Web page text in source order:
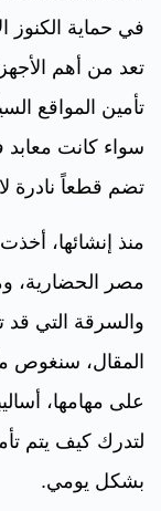
في حماية الكنوز
تعد من أهم
تأمين المواقع
سواء كانت معابد
تضم قطعاً نادرة
منذ إنشائها،
مصر الحضارية،
والسرقة التي قد
المقال، سنغوص
على مهامها،
لتدرك كيف يتم
بشكل يومي.